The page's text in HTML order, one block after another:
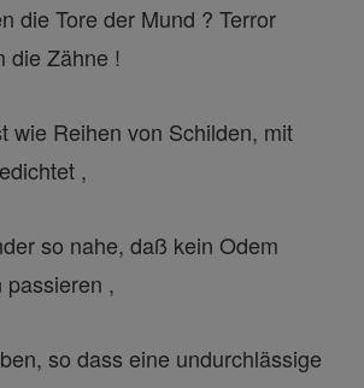
die Tore der Mund ? Terror
die Zähne !
wie Reihen von Schilden, mit
,
so nahe, daß kein Odem
passieren ,
so dass eine undurchlässige